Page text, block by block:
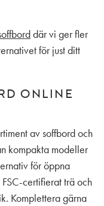
där vi ger fler
för just ditt
ONLINE
av soffbord och
kompakta modeller
för öppna
certifierat trä och
Komplettera gärna